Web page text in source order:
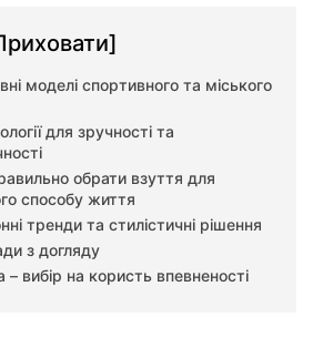
моделі спортивного та міського
для зручності та
обрати взуття для
способу життя
тренди та стилістичні рішення
з догляду
– вибір на користь впевненості